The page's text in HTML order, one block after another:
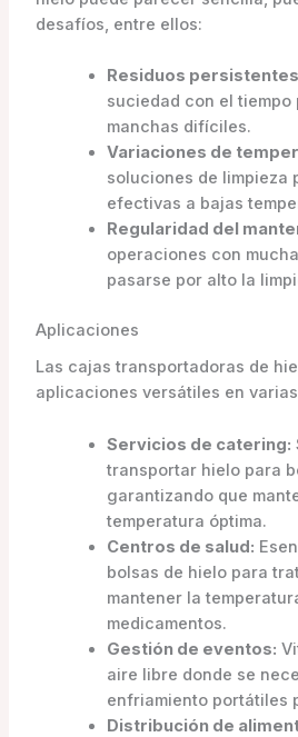
desafíos, entre ellos:
Residuos
suciedad con el tiempo
manchas difíciles.
Variaciones de
soluciones de limpieza
efectivas a bajas
Regularidad del
operaciones con
pasarse por alto la
Aplicaciones
Las cajas transportadoras de
aplicaciones versátiles en
Servicios de catering:
transportar hielo para
garantizando que
temperatura óptima.
Centros de salud:
bolsas de hielo para
mantener la
medicamentos.
Gestión de eventos:
aire libre donde se
enfriamiento portátiles
Distribución de